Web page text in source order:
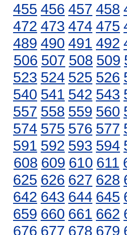
455 456 457 458
472 473 474 475
489 490 491 492
506 507 508 509
523 524 525 526
540 541 542 543
557 558 559 560
574 575 576 577
591 592 593 594
608 609 610 611
625 626 627 628
642 643 644 645
659 660 661 662
676 677 678 679